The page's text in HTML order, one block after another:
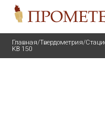
Главная/Твердометрия/
KB 150